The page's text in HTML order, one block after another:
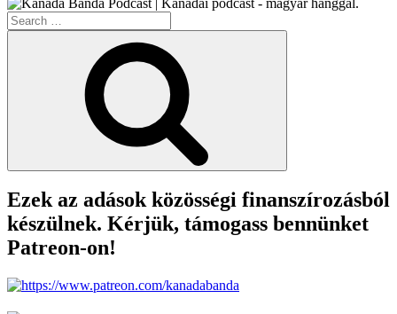
Search
for:
Ezek az adások közösségi finanszírozásból
készülnek. Kérjük, támogass bennünket
Patreon-on!